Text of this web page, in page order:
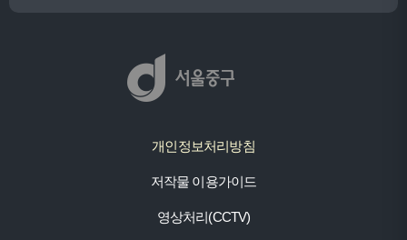
개인정보처리방침
저작물 이용가이드
영상처리(CCTV)